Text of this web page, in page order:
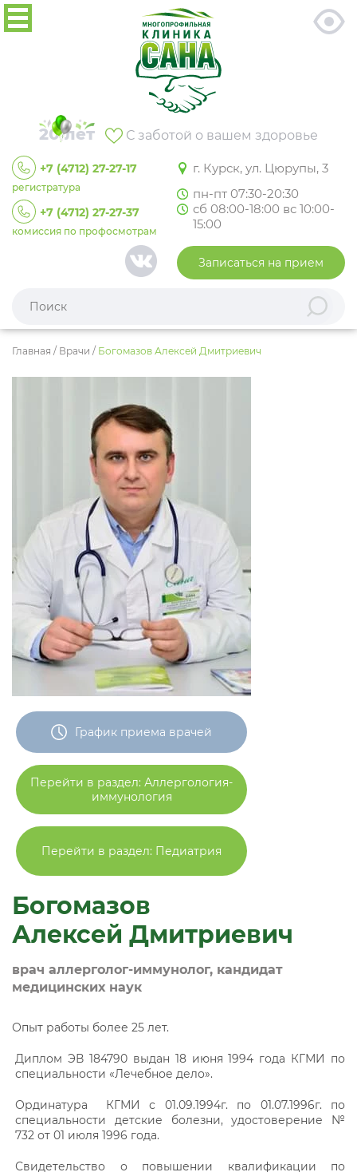
+7 (4712) 27-27-17
регистратура
+7 (4712) 27-27-37
комиссия по профосмотрам
г. Курск, ул. Цюрупы, 3
пн-пт 07:30-20:30
сб 08:00-18:00 вс 10:00-
15:00
Записаться на прием
20 лет С заботой о вашем здоровье
Главная / Врачи / Богомазов Алексей Дмитриевич
График приема врачей
Перейти в раздел: Аллергология-
иммунология
Перейти в раздел: Педиатрия
Богомазов
Алексей Дмитриевич
врач аллерголог-иммунолог, кандидат
медицинских наук
Опыт работы более 25 лет.
Диплом ЭВ 184790 выдан 18 июня 1994 года КГМИ по
специальности «Лечебное дело».
Ординатура КГМИ с 01.09.1994г. по 01.07.1996г. по
специальности детские болезни, удостоверение №
732 от 01 июля 1996 года.
Свидетельство о повышении квалификации по